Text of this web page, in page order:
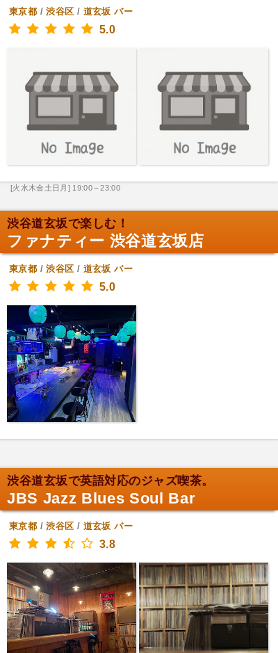
東京都 /渋谷区 / 道玄坂 バー
5.0
[火水木金土日月] 19:00～23:00
渋谷道玄坂で楽しむ！
ファナティー 渋谷道玄坂店
東京都 /渋谷区 / 道玄坂 バー
5.0
渋谷道玄坂で英語対応のジャズ喫茶。
JBS Jazz Blues Soul Bar
東京都 /渋谷区 / 道玄坂 バー
3.8